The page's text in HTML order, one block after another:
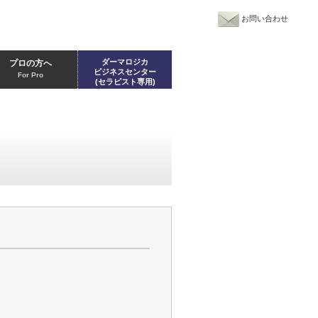
お問い合わせ
プロの方へ
For Pro
ダーマロジカ
ビジネスセンター
(セラピスト専用)